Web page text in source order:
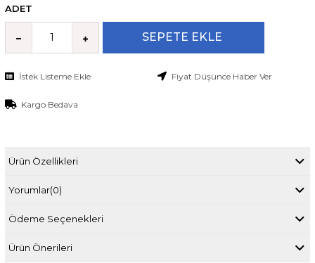
ADET
İstek Listeme Ekle Fiyat Düşünce Haber Ver
Kargo Bedava
Ürün Özellikleri
Yorumlar(0)
Ödeme Seçenekleri
Ürün Önerileri